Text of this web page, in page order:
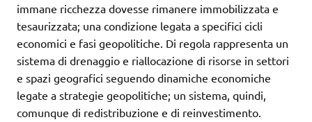
immane ricchezza dovesse rimanere immobilizzata e
tesaurizzata; una condizione legata a specifici cicli
economici e fasi geopolitiche. Di regola rappresenta un
sistema di drenaggio e riallocazione di risorse in settori
e spazi geografici seguendo dinamiche economiche
legate a strategie geopolitiche; un sistema, quindi,
comunque di redistribuzione e di reinvestimento.